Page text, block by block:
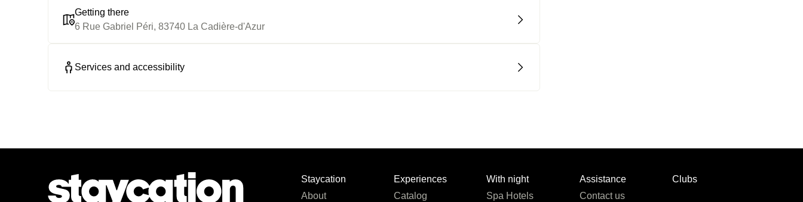
Getting there
6 Rue Gabriel Péri, 83740 La Cadière-d'Azur
Services and accessibility
Staycation
About
Experiences
Catalog
With night
Spa Hotels
Assistance
Contact us
Clubs